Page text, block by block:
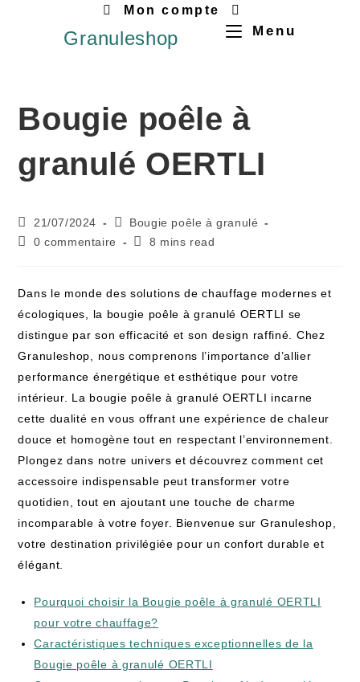
Mon compte
Granuleshop Menu
Bougie poêle à
granulé OERTLI
21/07/2024
Bougie poêle à granulé
0 commentaire
8 mins read
Dans le monde des solutions de chauffage modernes et
écologiques, la bougie poêle à granulé OERTLI se
distingue par son efficacité et son design raffiné. Chez
Granuleshop, nous comprenons l’importance d’allier
performance énergétique et esthétique pour votre
intérieur. La bougie poêle à granulé OERTLI incarne
cette dualité en vous offrant une expérience de chaleur
douce et homogène tout en respectant l’environnement.
Plongez dans notre univers et découvrez comment cet
accessoire indispensable peut transformer votre
quotidien, tout en ajoutant une touche de charme
incomparable à votre foyer. Bienvenue sur Granuleshop,
votre destination privilégiée pour un confort durable et
élégant.
Pourquoi choisir la Bougie poêle à granulé OERTLI
pour votre chauffage?
Caractéristiques techniques exceptionnelles de la
Bougie poêle à granulé OERTLI